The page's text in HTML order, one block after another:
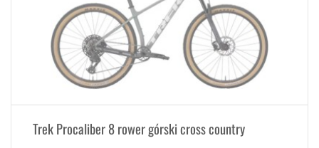
Trek Procaliber 8 rower górski cross country